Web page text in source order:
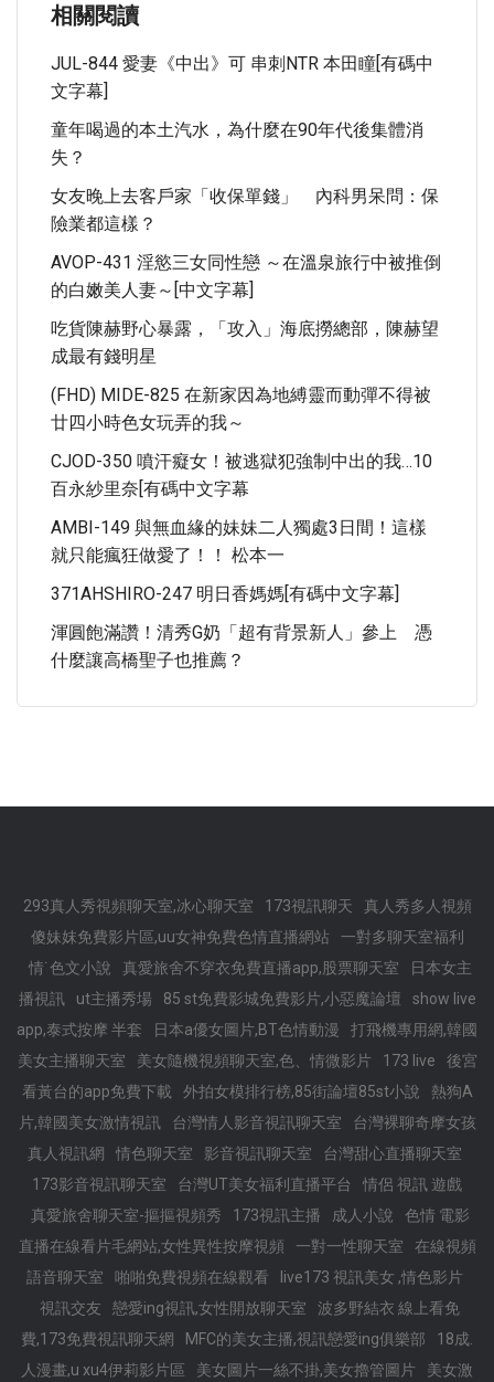
相關閱讀
JUL-844 愛妻《中出》可 串刺NTR 本田瞳[有碼中
文字幕]
童年喝過的本土汽水，為什麼在90年代後集體消
失？
女友晚上去客戶家「收保單錢」 內科男呆問：保
險業都這樣？
AVOP-431 淫慾三女同性戀 ～在溫泉旅行中被推倒
的白嫩美人妻～[中文字幕]
吃貨陳赫野心暴露，「攻入」海底撈總部，陳赫望
成最有錢明星
(FHD) MIDE-825 在新家因為地縛靈而動彈不得被
廿四小時色女玩弄的我～
CJOD-350 噴汗癡女！被逃獄犯強制中出的我…10
百永紗里奈[有碼中文字幕
AMBI-149 與無血緣的妹妹二人獨處3日間！這樣
就只能瘋狂做愛了！！ 松本一
371AHSHIRO-247 明日香媽媽[有碼中文字幕]
渾圓飽滿讚！清秀G奶「超有背景新人」參上 憑
什麼讓高橋聖子也推薦？
293真人秀視頻聊天室,冰心聊天室 173視訊聊天
真人秀多人視頻
傻妹妺免費影片區,uu女神免費色情直播網站
一對多聊天室福利
情˙色文小說
真愛旅舍不穿衣免費直播app,股票聊天室
日本女主
播視訊
ut主播秀場 85 st免費影城免費影片,小惡魔論壇
show live
app,泰式按摩 半套
日本a優女圖片,BT色情動漫
打飛機專用網,韓國
美女主播聊天室
美女隨機視頻聊天室,色、情微影片 173 live
後宮
看黃台的app免費下載
外拍女模排行榜,85街論壇85st小說
熱狗A
片,韓國美女激情視訊
台灣情人影音視訊聊天室
台灣裸聊奇摩女孩
真人視訊網
情色聊天室 影音視訊聊天室
台灣甜心直播聊天室
173影音視訊聊天室
台灣UT美女福利直播平台
情侶 視訊 遊戲
真愛旅舍聊天室-摳摳視頻秀
173視訊主播 成人小說
色情 電影
直播在線看片毛網站,女性異性按摩視頻
一對一性聊天室
在線視頻
語音聊天室
啪啪免費視頻在線觀看
live173 視訊美女 ,情色影片
視訊交友
戀愛ing視訊,女性開放聊天室
波多野結衣 線上看免
費,173免費視訊聊天網
MFC的美女主播,視訊戀愛ing俱樂部
18成.
人漫畫,u xu4伊莉影片區
美女圖片一絲不掛,美女擼管圖片 美女激